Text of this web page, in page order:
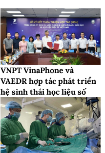
VNPT VinaPhone và
VAEDR hợp tác phát triển
hệ sinh thái học liệu số